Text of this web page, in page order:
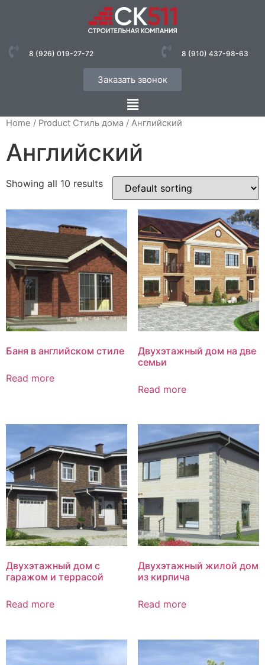
8 (926) 019-27-72 8 (910) 437-98-63
Заказать звонок
Home / Product Стиль дома / Английский
Английский
Showing all 10 results
Баня в английском стиле
Read more
Двухэтажный дом на две
семьи
Read more
Двухэтажный дом с
гаражом и террасой
Read more
Двухэтажный жилой дом
из кирпича
Read more